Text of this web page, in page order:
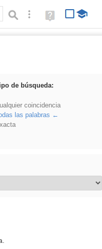
Búsqueda avanzada
Ayuda
(en
de búsqueda:
coincidencia
las palabras